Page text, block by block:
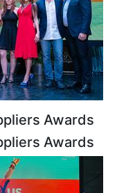
Awards
Awards